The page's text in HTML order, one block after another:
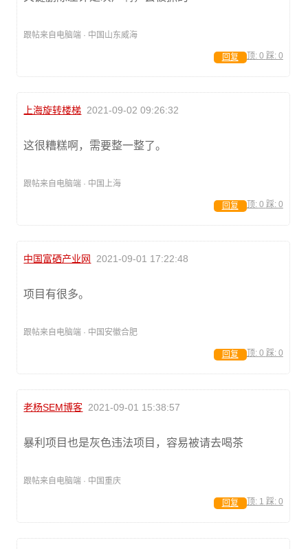
跟帖来自电脑端 · 中国山东威海
顶: 0 踩: 0
回复
上海旋转楼梯 2021-09-02 09:26:32
这很糟糕啊，需要整一整了。
跟帖来自电脑端 · 中国上海
顶: 0 踩: 0
回复
中国富硒产业网 2021-09-01 17:22:48
项目有很多。
跟帖来自电脑端 · 中国安徽合肥
顶: 0 踩: 0
回复
老杨SEM博客 2021-09-01 15:38:57
暴利项目也是灰色违法项目，容易被请去喝茶
跟帖来自电脑端 · 中国重庆
顶: 1 踩: 0
回复